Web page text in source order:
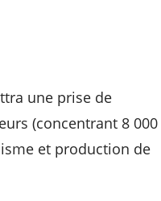
une prise de
(concentrant 8 000
et production de